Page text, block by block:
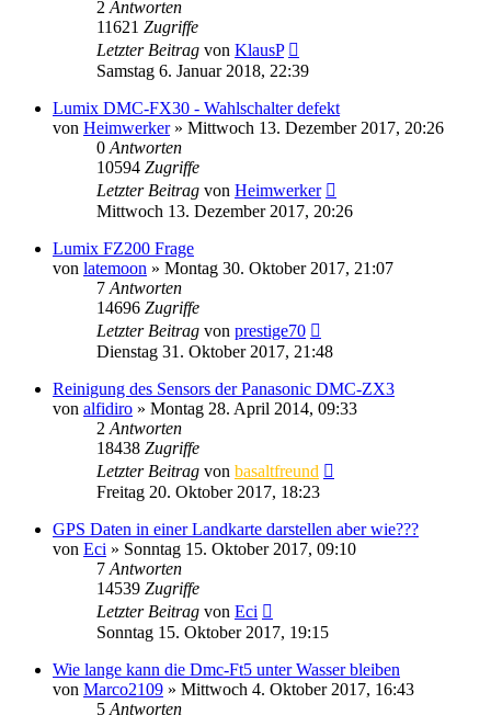
2 Antworten
11621 Zugriffe
Letzter Beitrag von KlausP
Samstag 6. Januar 2018, 22:39
Lumix DMC-FX30 - Wahlschalter defekt
von Heimwerker» Mittwoch 13. Dezember 2017, 20:26
0 Antworten
10594 Zugriffe
Letzter Beitrag von Heimwerker
Mittwoch 13. Dezember 2017, 20:26
Lumix FZ200 Frage
von latemoon » Montag 30. Oktober 2017, 21:07
7 Antworten
14696 Zugriffe
Letzter Beitrag von prestige70
Dienstag 31. Oktober 2017, 21:48
Reinigung des Sensors der Panasonic DMC-ZX3
von alfidiro » Montag 28. April 2014, 09:33
2 Antworten
18438 Zugriffe
Letzter Beitrag von basaltfreund
Freitag 20. Oktober 2017, 18:23
GPS Daten in einer Landkarte darstellen aber wie???
von Eci » Sonntag 15. Oktober 2017, 09:10
7 Antworten
14539 Zugriffe
Letzter Beitrag von Eci
Sonntag 15. Oktober 2017, 19:15
Wie lange kann die Dmc-Ft5 unter Wasser bleiben
von Marco2109 » Mittwoch 4. Oktober 2017, 16:43
5 Antworten